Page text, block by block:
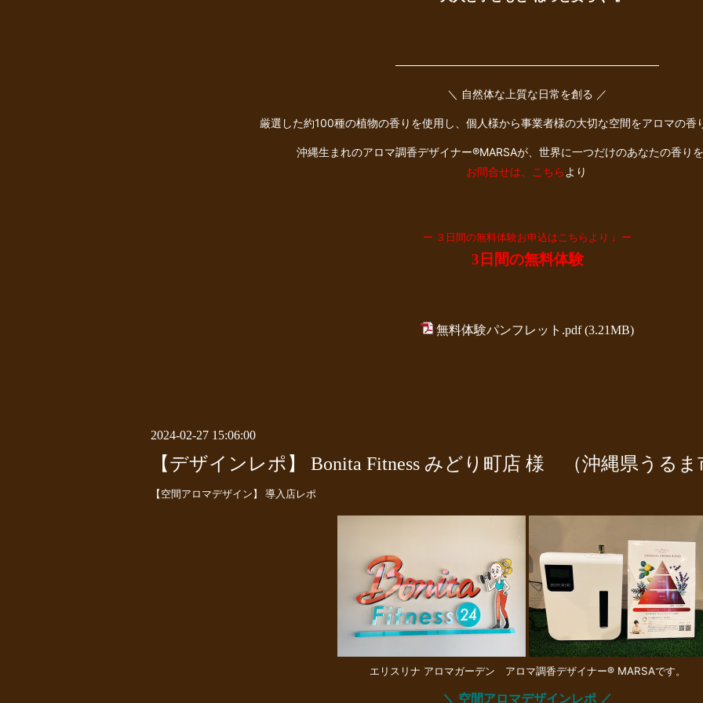
――――――――――――――――――――――――
＼ 自然体な上質な日常を創る ／
厳選した約100種の植物の香りを使用し、個人様から事業者様の大切な空間をアロマの香
沖縄生まれのアロマ調香デザイナー®︎MARSAが、世界に一つだけのあなたの香り
お問合せは、こちら より
ー ３日間の無料体験お申込はこちらより ↓ ー
3日間の無料体験
無料体験パンフレット.pdf(3.21MB)
2024-02-27 15:06:00
【デザインレポ】 Bonita Fitness みどり町店 様 （沖縄県うるま
【空間アロマデザイン】 導入店レポ
エリスリナ アロマガーデン アロマ調香デザイナー® MARSAです。
＼ 空間アロマデザインレポ ／